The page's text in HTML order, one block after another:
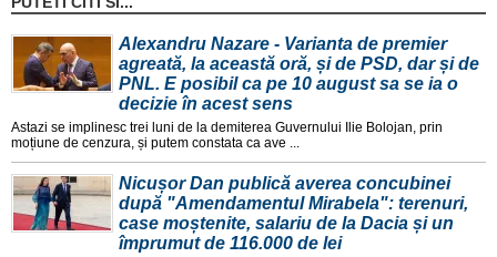
Alexandru Nazare - Varianta de premier
agreată, la această oră, și de PSD, dar și de
PNL. E posibil ca pe 10 august sa se ia o
decizie în acest sens
Astazi se implinesc trei luni de la demiterea Guvernului Ilie Bolojan, prin
moțiune de cenzura, și putem constata ca ave ...
Nicușor Dan publică averea concubinei
după "Amendamentul Mirabela": terenuri,
case moștenite, salariu de la Dacia și un
împrumut de 116.000 de lei